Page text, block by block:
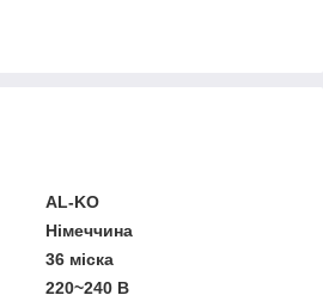
AL-KO
Німеччина
36 міска
220~240 В